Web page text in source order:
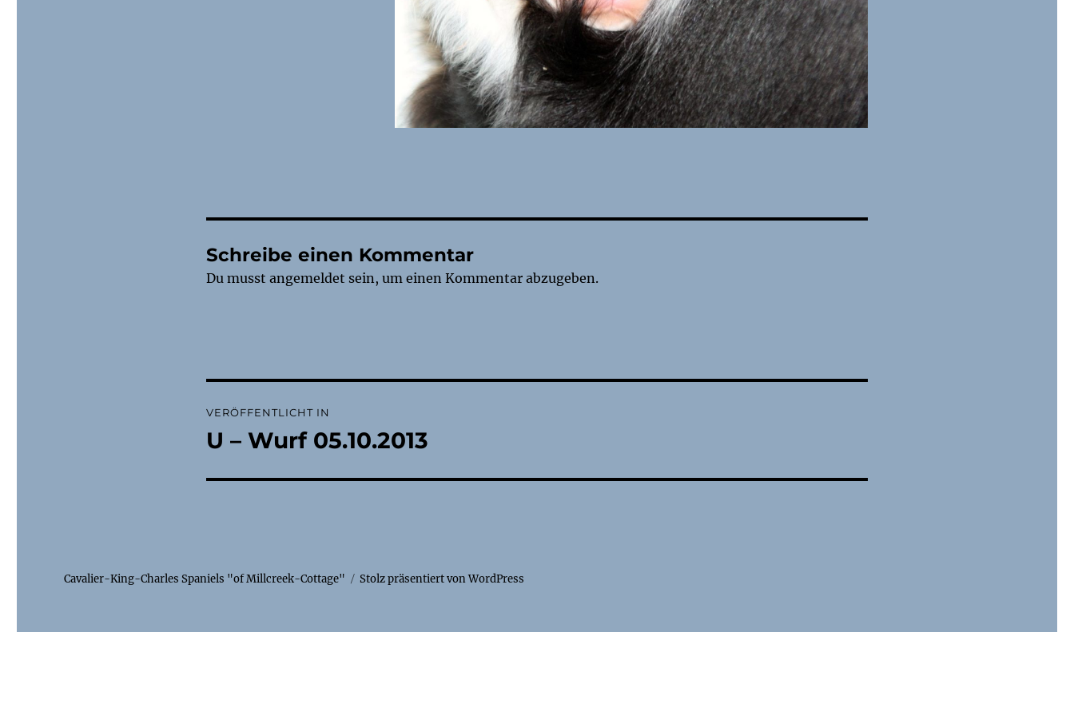
Schreibe einen Kommentar
Du musst angemeldet sein, um einen Kommentar abzugeben.
VERÖFFENTLICHT IN
U – Wurf 05.10.2013
Cavalier-King-Charles Spaniels "of Millcreek-Cottage" Stolz präsentiert von WordPress